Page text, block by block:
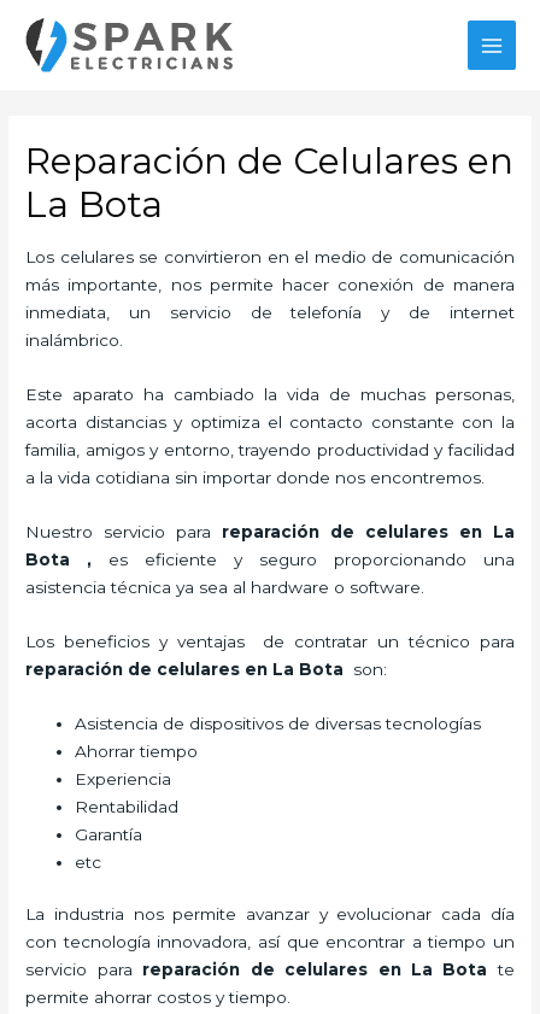
contenido
Reparación de Celulares en
La Bota
Los celulares se convirtieron en el medio de comunicación
más importante, nos permite hacer conexión de manera
inmediata, un servicio de telefonía y de internet
inalámbrico.
Este aparato ha cambiado la vida de muchas personas,
acorta distancias y optimiza el contacto constante con la
familia, amigos y entorno, trayendo productividad y facilidad
a la vida cotidiana sin importar donde nos encontremos.
Nuestro servicio para reparación de celulares en La
Bota
, es eficiente y seguro proporcionando una
asistencia técnica ya sea al hardware o software.
Los beneficios y ventajas de contratar un técnico para
reparación de celulares en La Bota son:
Asistencia de dispositivos de diversas tecnologías
Ahorrar tiempo
Experiencia
Rentabilidad
Garantía
etc
La industria nos permite avanzar y evolucionar cada día
con tecnología innovadora, así que encontrar a tiempo un
servicio para reparación de celulares en La Bota te
permite ahorrar costos y tiempo.